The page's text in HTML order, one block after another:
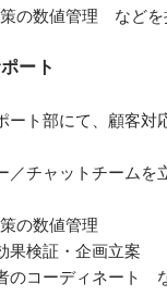
数値管理　などを
ート
ート部にて、顧客対
／チャットチームを
数値管理
検証・企画立案
コーディネート　